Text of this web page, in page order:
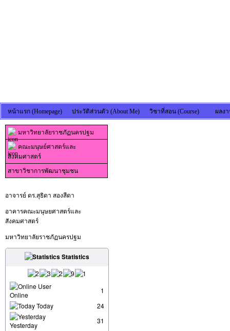
หน้าแรก (Homepage) ประวัติส่วนตัว (About Me) วิชาที่สอน (Course) ผลงา
มหาวิทยาลัยราชภัฏนครปฐม
คณะมนุษย์ศาสตร์และ
สังคมศาสตร์
สาขาวิชาการพัฒนาชุมชน
อาจารย์ ดร.สุธิดา สองสีดา
อาคารคณะมนุษยศาสตร์และ
สังคมศาสตร์
มหาวิทยาลัยราชภัฏนครปฐม
Statistics
User
Online
1
Today
24
Yesterday
31